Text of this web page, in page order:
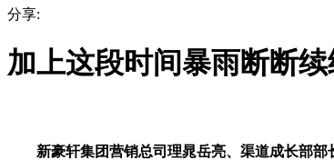
分享:
加上这段时间暴雨断断
新豪轩集团营销总司理晁岳亮、渠道成长部部长